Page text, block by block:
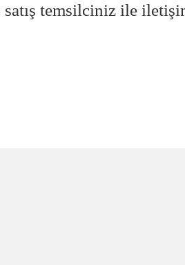
temsilciniz ile